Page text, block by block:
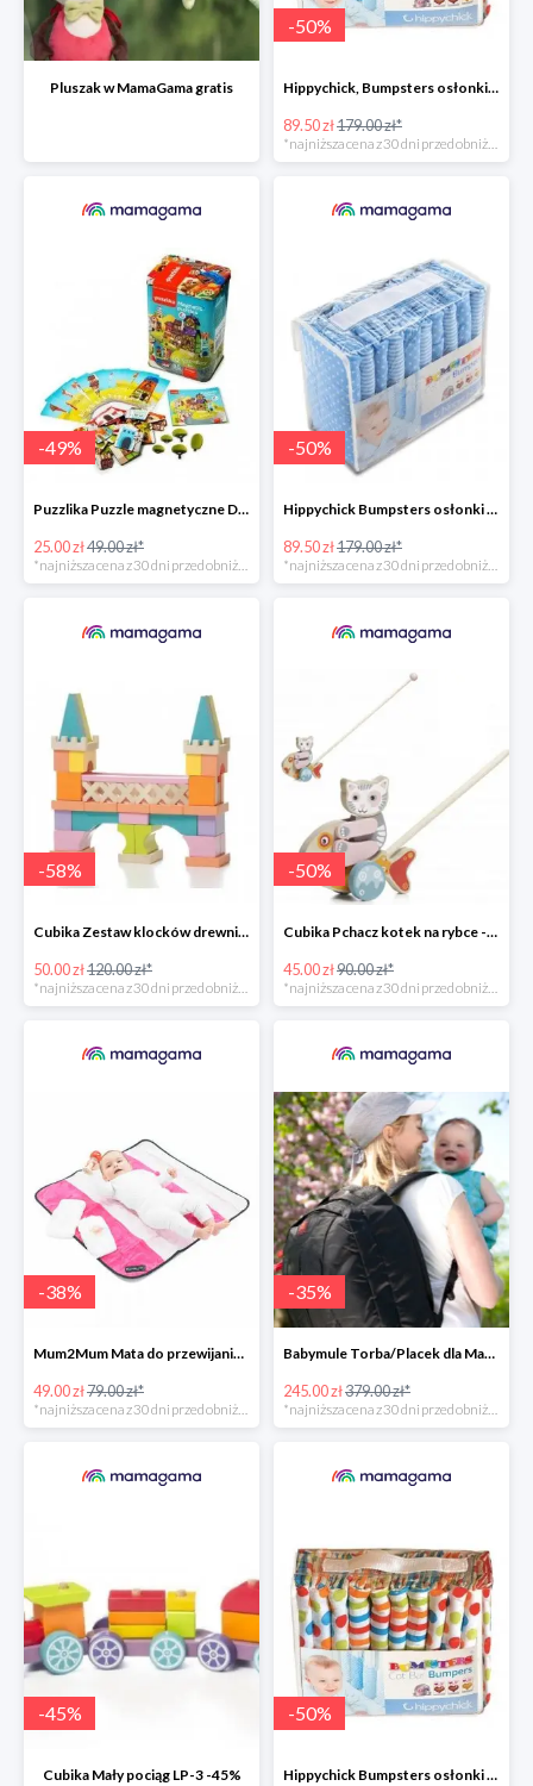
Pluszak w MamaGama gratis
-50%
Hippychick, Bumpsters osłonki na szczebelki -50%
89.50 zł179.00 zł*
-49%
Puzzlika Puzzle magnetyczne Domki -49%
25.00 zł49.00 zł*
*najniższa cena z 30 dni przed obniżką
-50%
Hippychick Bumpsters osłonki na szczebelki kropki/paski niebieskie 10szt. -50%
89.50 zł179.00 zł*
*najniższa cena z 30 dni przed obniżką
-58%
Cubika Zestaw klocków drewnianych most 52 elem. -58%
50.00 zł120.00 zł*
-50%
Cubika Pchacz kotek na rybce -50%
45.00 zł90.00 zł*
-38%
Mum2Mum Mata do przewijania do -38%
49.00 zł79.00 zł*
-35%
Babymule Torba/Placek dla Mamy do -35%
245.00 zł379.00 zł*
-45%
Cubika Mały pociąg LP-3 -45%
-50%
Hippychick Bumpsters osłonki na szczebelki -50%